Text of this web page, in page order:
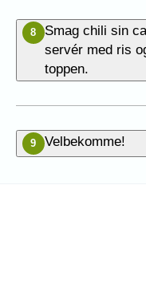
8
Smag chili sin
servér med ris
toppen.
9 Velbekomme!